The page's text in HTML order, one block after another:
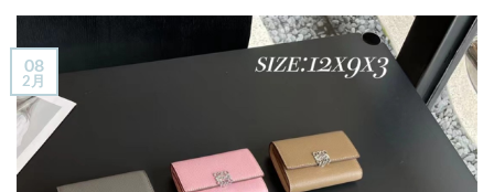
08
2月